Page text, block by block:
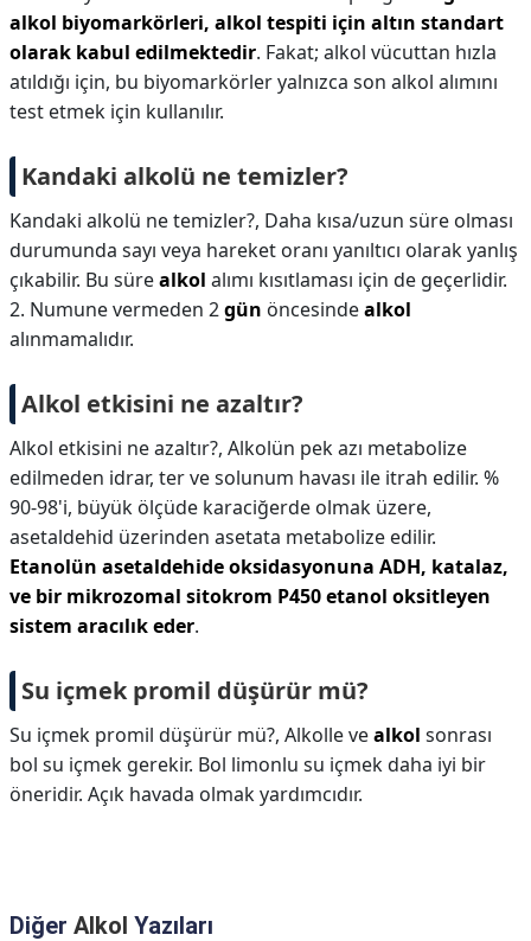
alkol biyomarkörleri, alkol tespiti için altın standart
olarak kabul edilmektedir. Fakat; alkol vücuttan hızla
atıldığı için, bu biyomarkörler yalnızca son alkol alımını
test etmek için kullanılır.
Kandaki alkolü ne temizler?
Kandaki alkolü ne temizler?, Daha kısa/uzun süre olması
durumunda sayı veya hareket oranı yanıltıcı olarak yanlış
çıkabilir. Bu sürealkol alımı kısıtlaması için de geçerlidir.
2. Numune vermeden 2gün öncesindealkol
alınmamalıdır.
Alkol etkisini ne azaltır?
Alkol etkisini ne azaltır?, Alkolün pek azı metabolize
edilmeden idrar, ter ve solunum havası ile itrah edilir. %
90-98'i, büyük ölçüde karaciğerde olmak üzere,
asetaldehid üzerinden asetata metabolize edilir.
Etanolün asetaldehide oksidasyonuna ADH, katalaz,
ve bir mikrozomal sitokrom P450 etanol oksitleyen
sistem aracılık eder.
Su içmek promil düşürür mü?
Su içmek promil düşürür mü?, Alkolle vealkol sonrası
bol su içmek gerekir. Bol limonlu su içmek daha iyi bir
öneridir. Açık havada olmak yardımcıdır.
Diğer Alkol Yazıları